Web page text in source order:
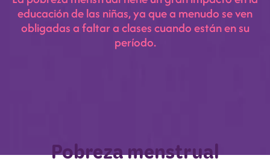
educación de las niñas, ya que a menudo se ven
obligadas a faltar a clases cuando están en su
período.
Pobreza menstrual